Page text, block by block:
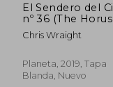
El Sendero del
nº 36 (The Horus
Heresy)
Chris Wraight
Planeta, 2019, Tapa
Blanda, Nuevo